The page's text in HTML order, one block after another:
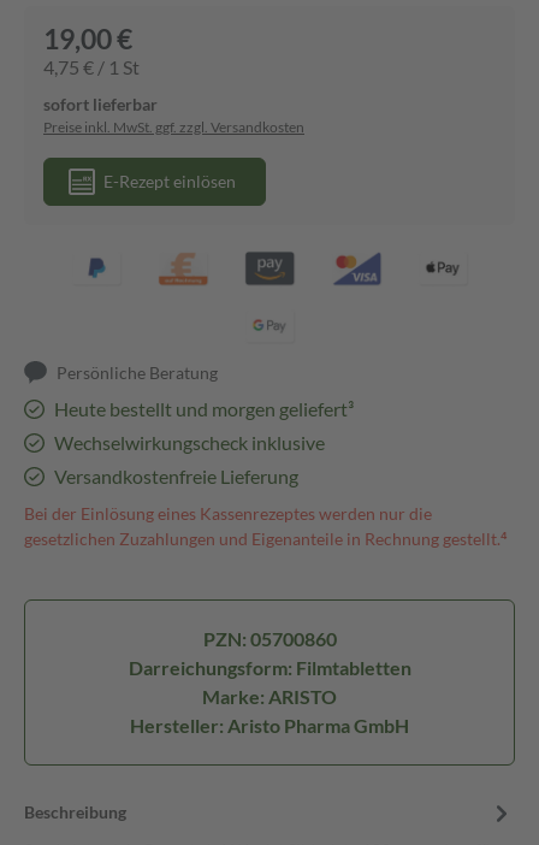
19,00 €
4,75 € / 1 St
sofort lieferbar
Preise inkl. MwSt. ggf. zzgl. Versandkosten
E-Rezept einlösen
Persönliche Beratung
Heute bestellt und morgen geliefert³
Wechselwirkungscheck inklusive
Versandkostenfreie Lieferung
Bei der Einlösung eines Kassenrezeptes werden nur die
gesetzlichen Zuzahlungen und Eigenanteile in Rechnung gestellt.⁴
PZN: 05700860
Darreichungsform: Filmtabletten
Marke: ARISTO
Hersteller: Aristo Pharma GmbH
Beschreibung